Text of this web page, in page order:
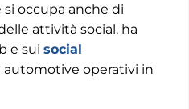
occupa anche di
attività social, ha
e sui social
automotive operativi in